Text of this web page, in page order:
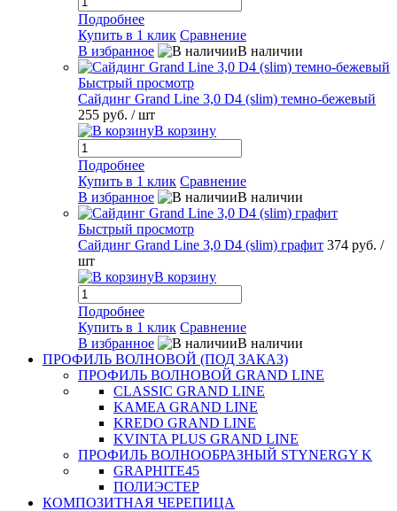
Подробнее
Купить в 1 клик Сравнение
В избранное
В наличии
Быстрый просмотр
Сайдинг Grand Line 3,0 D4 (slim) темно-бежевый
255 руб. / шт
В корзину
Подробнее
Купить в 1 клик Сравнение
В избранное
В наличии
Быстрый просмотр
Сайдинг Grand Line 3,0 D4 (slim) графит 374 руб. /
шт
В корзину
Подробнее
Купить в 1 клик Сравнение
В избранное
В наличии
ПРОФИЛЬ ВОЛНОВОЙ (ПОД ЗАКАЗ)
ПРОФИЛЬ ВОЛНОВОЙ GRAND LINE
CLASSIC GRAND LINE
KAMEA GRAND LINE
KREDO GRAND LINE
KVINTA PLUS GRAND LINE
ПРОФИЛЬ ВОЛНООБРАЗНЫЙ STYNERGY K
GRAPHITE45
ПОЛИЭСТЕР
КОМПОЗИТНАЯ ЧЕРЕПИЦА